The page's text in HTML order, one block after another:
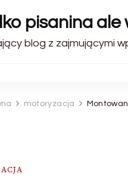
pisanina
blog z zajmującymi
motoryzacja